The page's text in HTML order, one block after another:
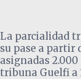
La parcialidad
su pase a partir
asignadas
tribuna Guelfi a